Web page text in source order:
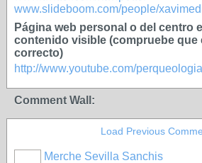
www.slideboom.com/people/
Página web personal o del centro
contenido visible (compruebe que
correcto)
http://www.youtube.com/perqueologia
Comment Wall:
Load Previous
Merche Sevilla Sanchis